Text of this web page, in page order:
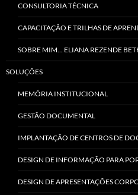
CONSULTORIA TÉCNICA
CAPACITAÇÃO E TRILHAS DE
SOBRE MIM… ELIANA REZENDE
SOLUÇÕES
MEMÓRIA INSTITUCIONAL
GESTÃO DOCUMENTAL
IMPLANTAÇÃO DE CENTROS DE
DESIGN DE INFORMAÇÃO PARA
DESIGN DE APRESENTAÇÕES